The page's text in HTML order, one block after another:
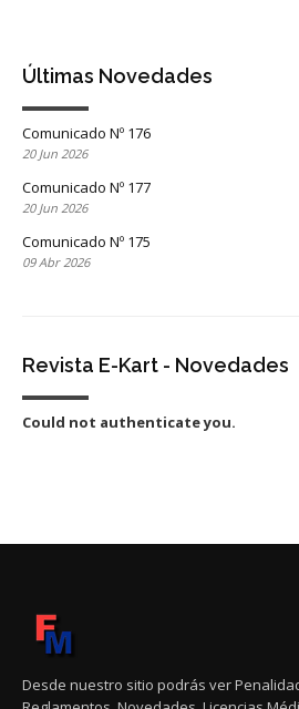
Últimas Novedades
Comunicado Nº 176
20 Jun 2026
Comunicado Nº 177
20 Jun 2026
Comunicado Nº 175
09 Abr 2026
Revista E-Kart - Novedades
Could not authenticate you.
Desde nuestro sitio podrás ver